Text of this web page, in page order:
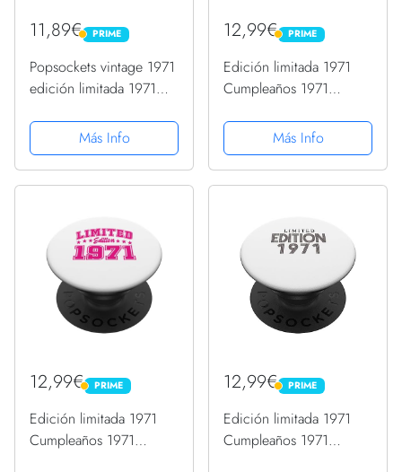
11,89€ PRIME
PRIME
Popsockets vintage 1971
edición limitada 1971
PopSockets PopGrip
Intercambiable
Más Info
12,99€ PRIME
PRIME
Edición limitada 1971
Cumpleaños 1971
PopSockets PopGrip
Intercambiable
Más Info
12,99€ PRIME
PRIME
Edición limitada 1971
Cumpleaños 1971
12,99€ PRIME
PRIME
Edición limitada 1971
Cumpleaños 1971